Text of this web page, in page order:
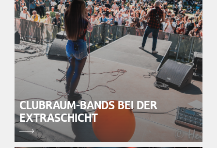
CLUBRAUM-BANDS BEI DER
EXTRASCHICHT